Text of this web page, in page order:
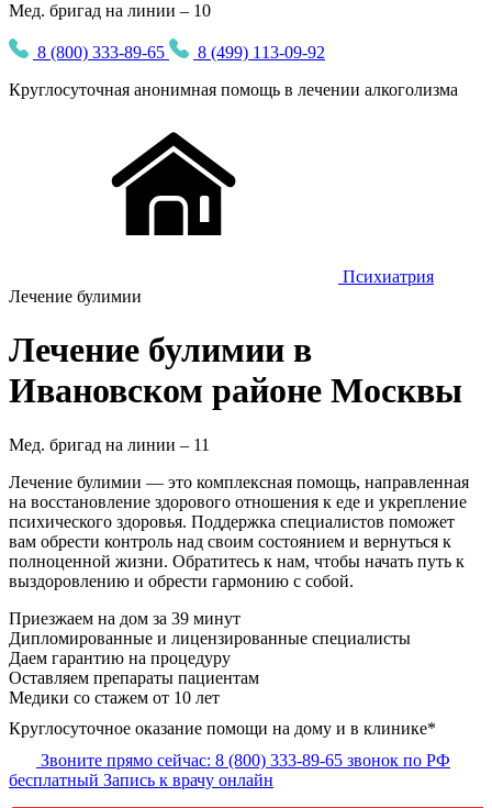
Мед. бригад на линии – 10
8 (800) 333-89-65
8 (499) 113-09-92
Круглосуточная анонимная помощь в лечении алкоголизма
Психиатрия
Лечение булимии
Лечение булимии в
Ивановском районе Москвы
Мед. бригад на линии – 11
Лечение булимии — это комплексная помощь, направленная
на восстановление здорового отношения к еде и укрепление
психического здоровья. Поддержка специалистов поможет
вам обрести контроль над своим состоянием и вернуться к
полноценной жизни. Обратитесь к нам, чтобы начать путь к
выздоровлению и обрести гармонию с собой.
Приезжаем на дом за 39 минут
Дипломированные и лицензированные специалисты
Даем гарантию на процедуру
Оставляем препараты пациентам
Медики со стажем от 10 лет
Круглосуточное оказание помощи на дому и в клинике*
Звоните прямо сейчас: 8 (800) 333-89-65 звонок по РФ
бесплатный Запись к врачу онлайн